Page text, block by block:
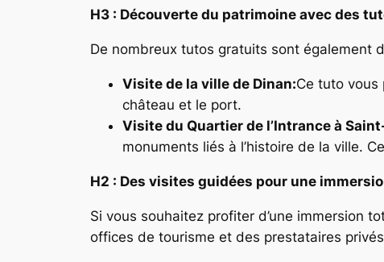
H3 : Découverte du patrimoine avec des
De nombreux tutos gratuits sont également
Visite de la ville de Dinan:Ce tuto vous
château et le port.
Visite du Quartier de l’Intrance à
monuments liés à l’histoire de la ville.
H2 : Des visites guidées pour une
Si vous souhaitez profiter d’une immersion
offices de tourisme et des prestataires